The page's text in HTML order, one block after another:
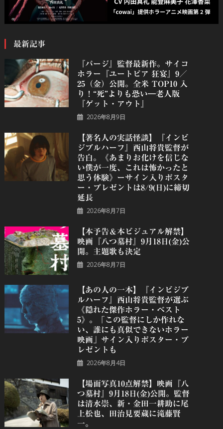
最新記事
『パージ』監督最新作。サイコ
ホラー『ユートピア 狂宴』9／
25（金）公開。全米 TOP10 入
り！“死”よりも恐い―老人版
『ゲット・アウト』
2026年8月9日
【著名人の実話怪談】『インビ
ジブルハーフ』⻄⼭将貴監督が
告白。《あまりお化けを信じな
い僕が一度、これは怖かったと
思う体験》ーサイン入りポスタ
ー・プレゼントは8/9(日)に締切
延長
2026年8月7日
【本予告＆本ビジュアル解禁】
映画『八つ墓村』9月18日(金)公
開。主題歌も決定
2026年8月7日
【あの人の一本】『インビジブ
ルハーフ』⻄⼭将貴監督が選ぶ
《隠れた傑作ホラー・ベスト
5》。「この監督にしか作れな
い、誰にも真似できないホラー
映画」サイン入りポスター・プ
レゼントも
2026年8月4日
【場面写真10点解禁】映画『八
つ墓村』9月18日(金)公開。監督
は清水崇、新・金田一耕助に尾
上松也、田治見要蔵に滝藤賢
一。